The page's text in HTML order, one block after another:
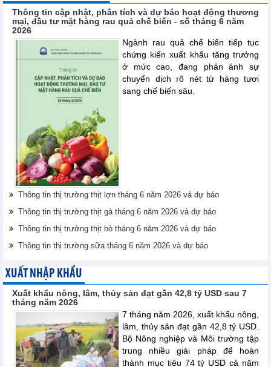
Thông tin cập nhật, phân tích và dự báo hoạt động thương
mại, đầu tư mặt hàng rau quả chế biến - số tháng 6 năm
2026
Ngành rau quả chế biến tiếp tục
chứng kiến xuất khẩu tăng trưởng
ở mức cao, đang phản ánh sự
chuyển dịch rõ nét từ hàng tươi
sang chế biến sâu.
Thông tin thị trường thịt lợn tháng 6 năm 2026 và dự báo
Thông tin thị trường thịt gà tháng 6 năm 2026 và dự báo
Thông tin thị trường thịt bò tháng 6 năm 2026 và dự báo
Thông tin thị trường sữa tháng 6 năm 2026 và dự báo
XUẤT NHẬP KHẨU
Xuất khẩu nông, lâm, thủy sản đạt gần 42,8 tỷ USD sau 7
tháng năm 2026
7 tháng năm 2026, xuất khẩu nông,
lâm, thủy sản đạt gần 42,8 tỷ USD.
Bộ Nông nghiệp và Môi trường tập
trung nhiều giải pháp để hoàn
thành mục tiêu 74 tỷ USD cả năm